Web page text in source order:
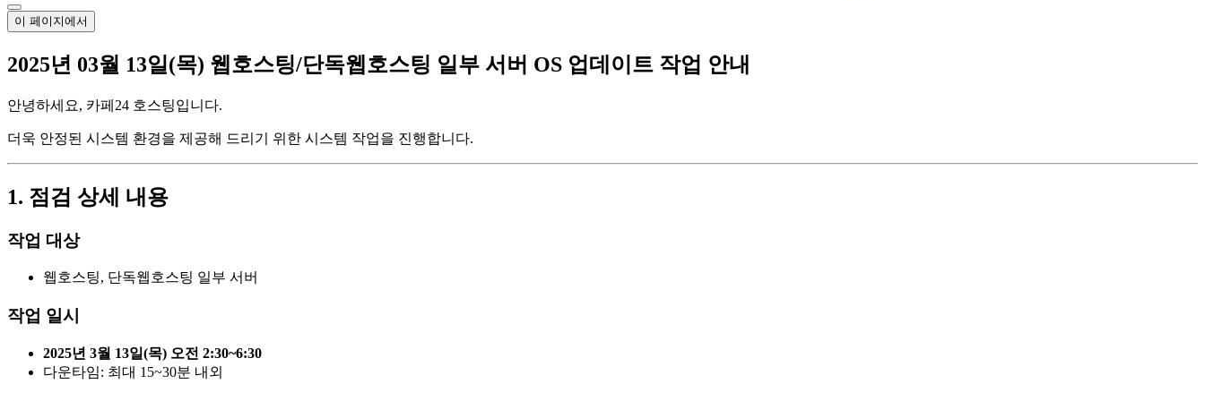
이 페이지에서
2025년 03월 13일(목) 웹호스팅/단독웹호스팅 일부 서버 OS 업데이트 작업 안내
안녕하세요, 카페24 호스팅입니다.
더욱 안정된 시스템 환경을 제공해 드리기 위한 시스템 작업을 진행합니다.
1. 점검 상세 내용
작업 대상
웹호스팅, 단독웹호스팅 일부 서버
작업 일시
2025년 3월 13일(목) 오전 2:30~6:30
다운타임: 최대 15~30분 내외